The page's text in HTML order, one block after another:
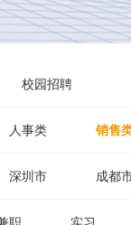
校园招聘
人事类 销售
深圳市 成都